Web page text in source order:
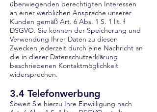
überwiegenden berechtigten Interessen
an einer werblichen Ansprache unserer
Kunden gemäß Art. 6 Abs. 1 S. 1 lit. f
DSGVO. Sie können der Speicherung und
Verwendung Ihrer Daten zu diesen
Zwecken jederzeit durch eine Nachricht an
die in dieser Datenschutzerklärung
beschriebenen Kontaktmöglichkeit
widersprechen.
3.4 Telefonwerbung
Soweit Sie hierzu Ihre Einwilligung nach